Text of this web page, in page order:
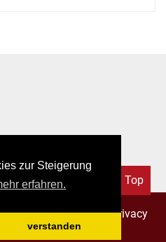
zur Steigerung
erfahren.
verstanden
reserved.–Imprint|Privacy
terms of business
Top